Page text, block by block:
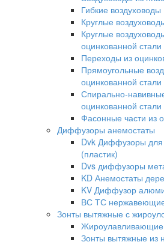
Гибкие воздуховоды
Круглые
Круглые
оцинкованной стали
Переходы из
Прямоугольные
оцинкованной стали
Спирально-
оцинкованной стали
Фасонные части из
Диффузоры анемостаты
Dvk Диффузоры для
(пластик)
Dvs диффузоры
KD Анемостаты
KV Диффузор
ВС ТС
Зонты вытяжные с
Жироулавливающие
Зонты вытяжные из